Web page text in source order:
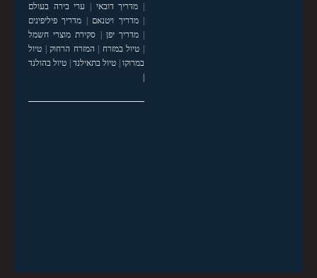
מדריך דובאי
ערי בירה בעולם
|מדריך ויטנאם
מדריך פיליפינים
|מדריך יפן
סקירת מוצרי חשמל
טיול במזרח המזרח הרחוק| טיול
במרוקו| טיול בתאילנד| טיול בהולנד